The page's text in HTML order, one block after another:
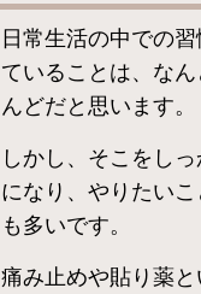
日常生活の中での
ていることは、な
んどだと思います。
しかし、そこをし
になり、やりたい
も多いです。
痛み止めや貼り薬